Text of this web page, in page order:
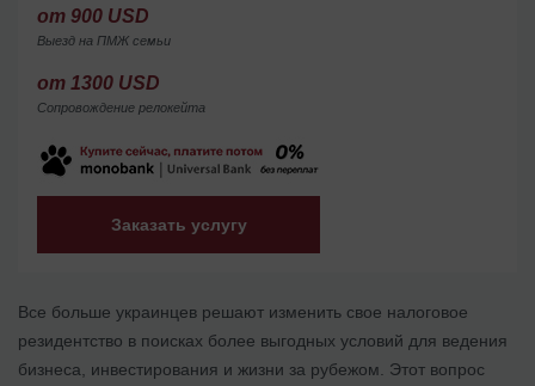
от 900 USD
Выезд на ПМЖ семьи
от 1300 USD
Сопровождение релокейта
Заказать услугу
Все больше украинцев решают изменить свое налоговое
резидентство в поисках более выгодных условий для ведения
бизнеса, инвестирования и жизни за рубежом. Этот вопрос